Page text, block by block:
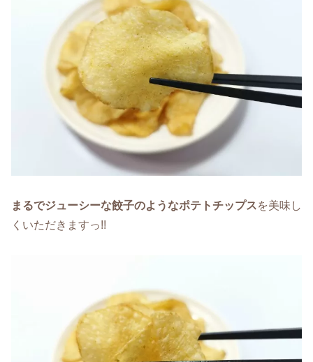
まるでジューシーな餃子のようなポテトチップスを美味し
くいただきますっ!!